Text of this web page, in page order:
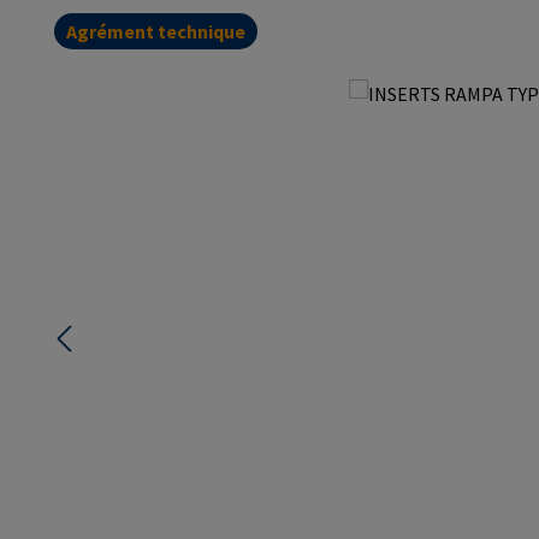
Agrément technique